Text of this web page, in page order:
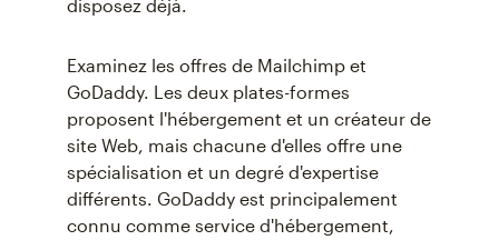
disposez déjà.
Examinez les offres de Mailchimp et
GoDaddy. Les deux plates-formes
proposent l'hébergement et un créateur de
site Web, mais chacune d'elles offre une
spécialisation et un degré d'expertise
différents. GoDaddy est principalement
connu comme service d'hébergement,